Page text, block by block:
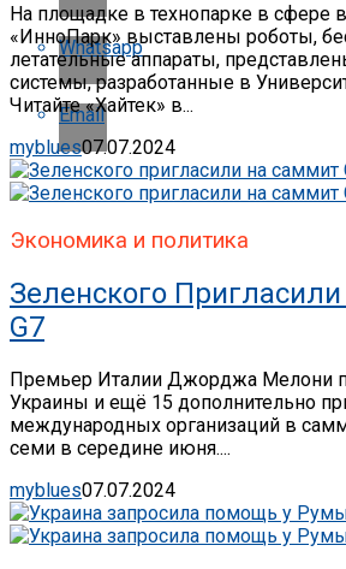
Whatsapp
Email
На площадке в технопарке в сфере
«ИнноПарк» выставлены роботы,
летательные аппараты,
системы, разработанные в
Читайте «Хайтек» в...
myblues07.07.2024
Экономика и политика
Зеленского
G7
Премьер Италии Джорджа Мелони
Украины и ещё 15 дополнительно
международных организаций в
семи в середине июня....
myblues07.07.2024